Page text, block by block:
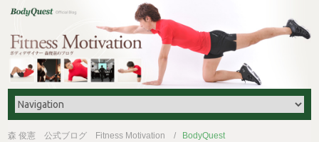
森 俊憲 公式ブログ Fitness Motivation BodyQuest